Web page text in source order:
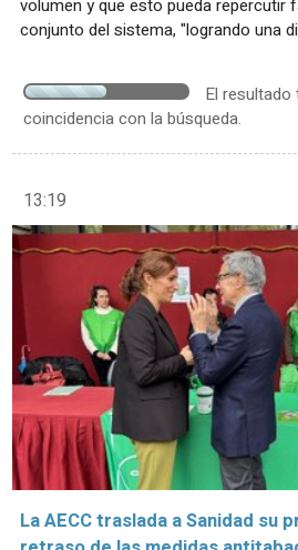
volumen y que esto pueda repercutir
conjunto del sistema, "logrando una
El resultado
coincidencia con la búsqueda.
13:19
La AECC traslada a Sanidad su